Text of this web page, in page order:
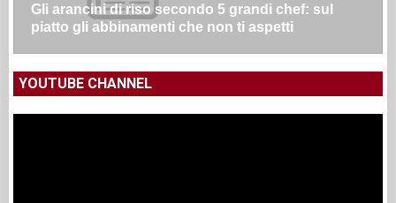
Gli arancini di riso secondo 5 grandi chef: sul
piatto gli abbinamenti che non ti aspetti
YOUTUBE CHANNEL